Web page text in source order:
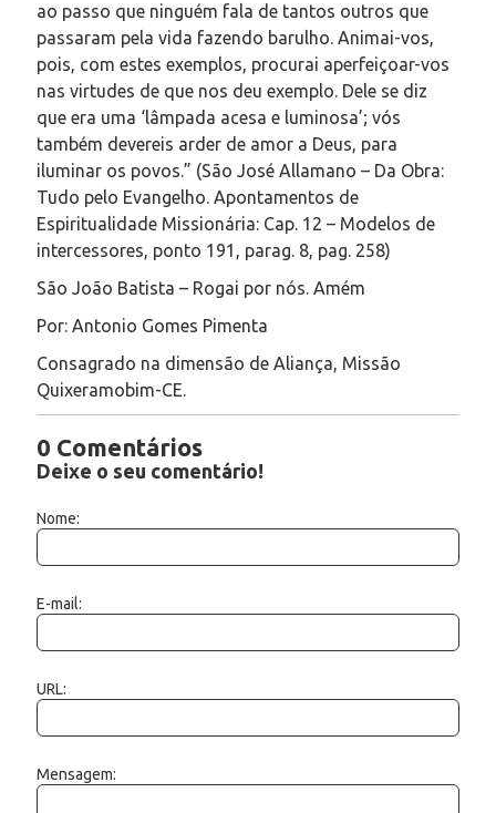
ao passo que ninguém fala de tantos outros que
passaram pela vida fazendo barulho. Animai-vos,
pois, com estes exemplos, procurai aperfeiçoar-vos
nas virtudes de que nos deu exemplo. Dele se diz
que era uma ‘lâmpada acesa e luminosa’; vós
também devereis arder de amor a Deus, para
iluminar os povos.” (São José Allamano – Da Obra:
Tudo pelo Evangelho. Apontamentos de
Espiritualidade Missionária: Cap. 12 – Modelos de
intercessores, ponto 191, parag. 8, pag. 258)
São João Batista – Rogai por nós. Amém
Por: Antonio Gomes Pimenta
Consagrado na dimensão de Aliança, Missão
Quixeramobim-CE.
0 Comentários
Deixe o seu comentário!
Nome:
E-mail:
URL:
Mensagem: